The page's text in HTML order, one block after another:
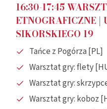
16:30-17:45
ETNOGRAFICZNE |
SIKORSKIEGO 19
Tańce z Pogórza [PL]
Warsztat gry: flety
Warsztat gry:
Warsztat gry: koboz